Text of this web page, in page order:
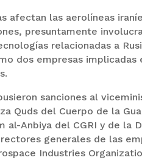
afectan las aerolíneas
presuntamente
relacionadas a
dos empresas
sanciones al
Quds del Cuerpo de la
al-Anbiya del CGRI y de la
generales de las
Industries